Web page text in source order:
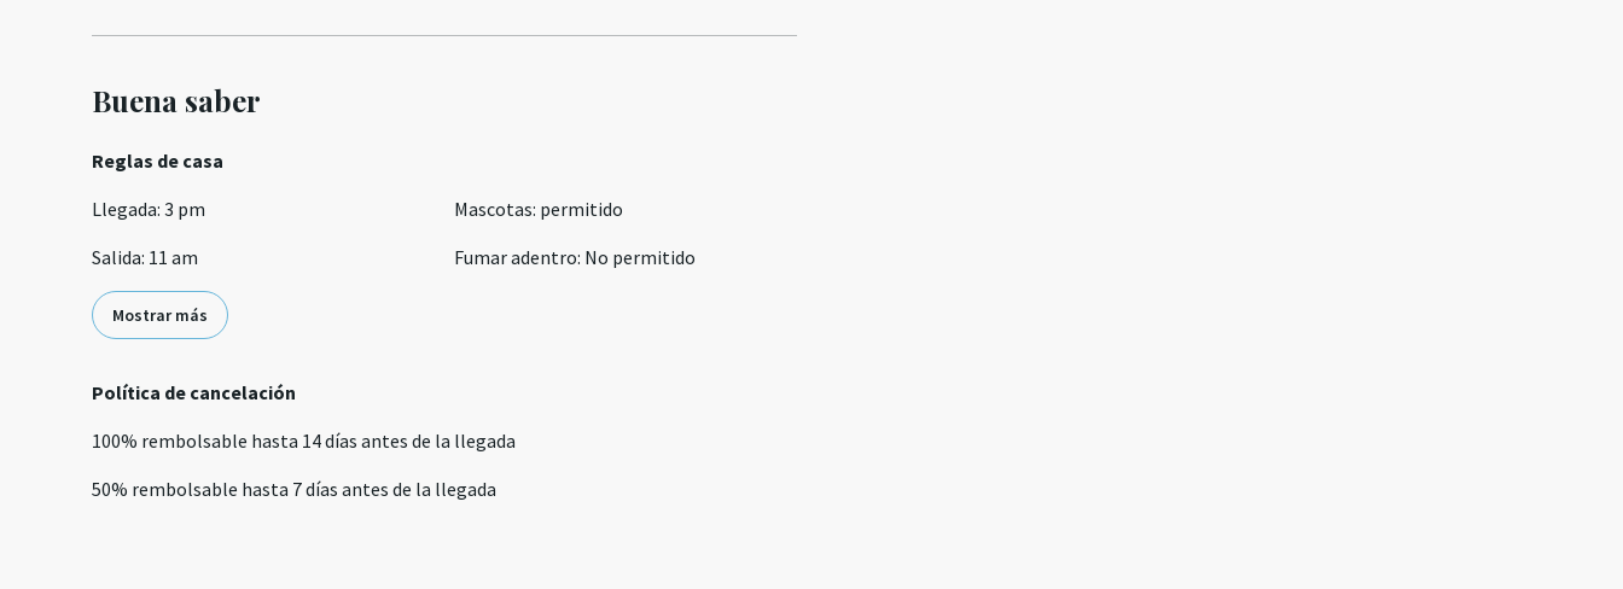
Buena saber
Reglas de casa
Llegada: 3 pm
Salida: 11 am
Mascotas: permitido
Fumar adentro: No permitido
Mostrar más
Política de cancelación
100% rembolsable hasta 14 días antes de la llegada
50% rembolsable hasta 7 días antes de la llegada